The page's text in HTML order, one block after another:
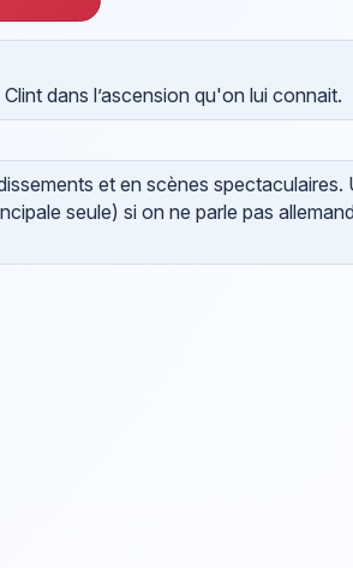
dans l’ascension qu'on lui connait.
et en scènes spectaculaires.
seule) si on ne parle pas